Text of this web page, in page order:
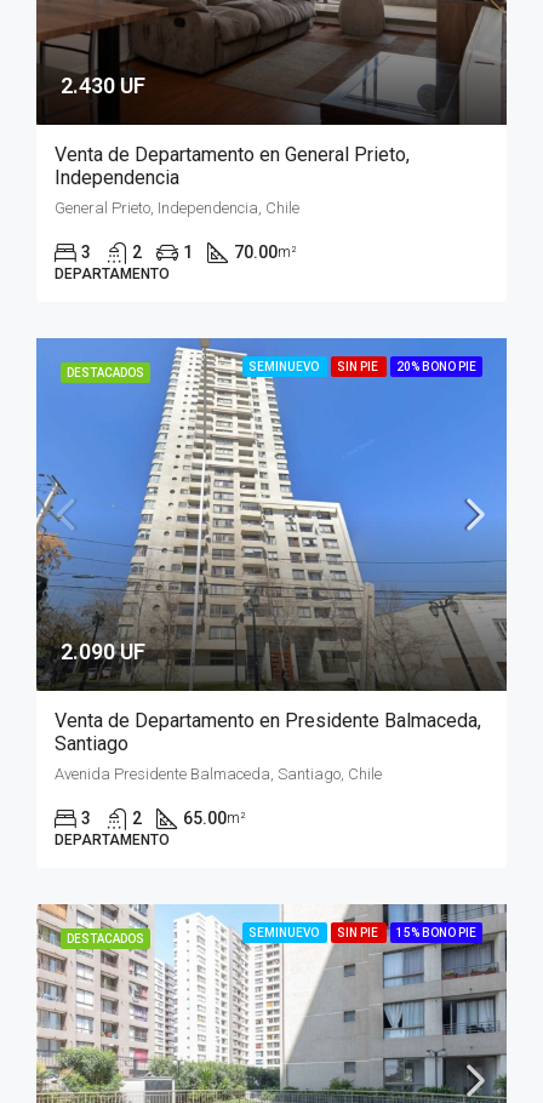
2.430 UF
Venta de Departamento en General Prieto,
Independencia
General Prieto, Independencia, Chile
3 2 1 70.00m²
DEPARTAMENTO
DESTACADOS SEMINUEVO SIN PIE 20% BONO PIE
2.090 UF
Venta de Departamento en Presidente Balmaceda,
Santiago
Avenida Presidente Balmaceda, Santiago, Chile
3 2 65.00m²
DEPARTAMENTO
DESTACADOS SEMINUEVO SIN PIE 15% BONO PIE